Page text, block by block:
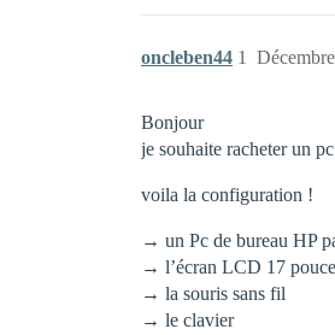
oncleben44 1
Bonjour
je souhaite racheter un
voila la configuration !
→ un Pc de bureau HP
→ l’écran LCD 17
→ la souris sans fil
→ le clavier